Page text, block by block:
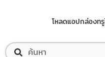
โหลดแอปกล่องท